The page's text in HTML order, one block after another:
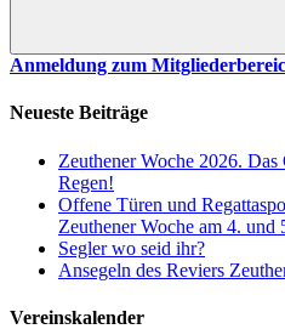
Suchen
Anmeldung zum
Neueste Beiträge
Zeuthener Woche 2026.
Regen!
Offene Türen und
Zeuthener Woche am 4. und
Segler wo seid ihr?
Ansegeln des Reviers
Vereinskalender